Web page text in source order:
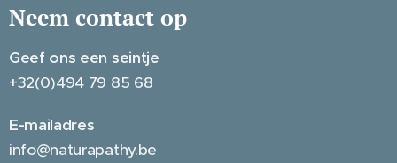
Neem contact op
Geef ons een seintje
+32(0)494 79 85 68
E-mailadres
info@naturapathy.be